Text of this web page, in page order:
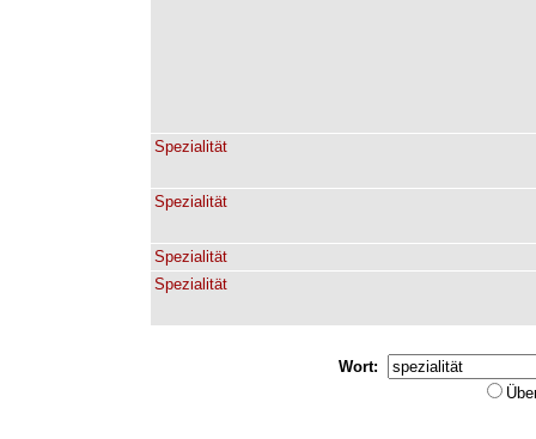
Spezialität
Spezialität
Spezialität
Spezialität
Wort: